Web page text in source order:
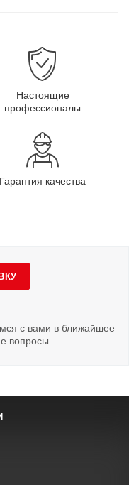
Настоящие
профессионалы
Гарантия качества
с вами в ближайшее
вопросы.